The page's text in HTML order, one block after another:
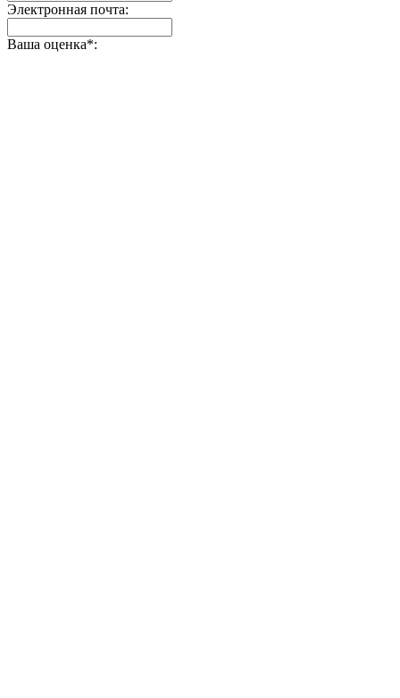
Электронная почта:
Ваша оценка*: